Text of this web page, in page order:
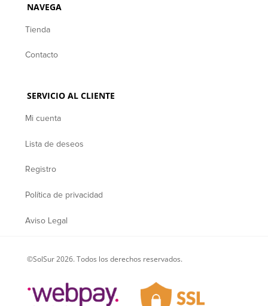
NAVEGA
Tienda
Contacto
SERVICIO AL CLIENTE
Mi cuenta
Lista de deseos
Registro
Política de privacidad
Aviso Legal
©SolSur 2026. Todos los derechos reservados.